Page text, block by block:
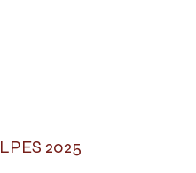
2025